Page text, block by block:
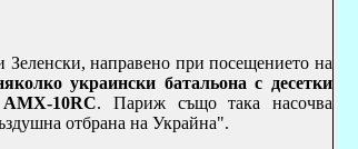
направено при посещението на
украински батальона с десетки
AMX-10RC. Париж също така насочва
отбрана на Украйна".